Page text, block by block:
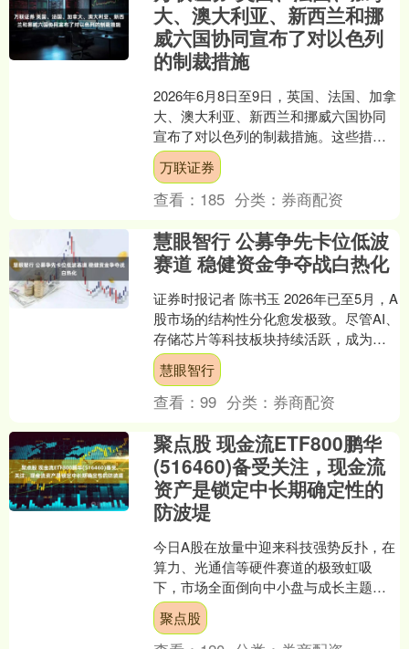
大、澳大利亚、新西兰和挪
威六国协同宣布了对以色列
的制裁措施
2026年6月8日至9日，英国、法国、加拿
大、澳大利亚、新西兰和挪威六国协同
宣布了对以色列的制裁措施。这些措施
具有高度针对性，主要包括以下几个方
面： 资产冻结与....
万联证券
查看： 185 分类： 券商配资
慧眼智行 公募争先卡位低波
赛道 稳健资金争夺战白热化
证券时报记者 陈书玉 2026年已至5月，A
股市场的结构性分化愈发极致。尽管AI、
存储芯片等科技板块持续活跃，成为少
数资金的狂欢盛宴，但更多板块则陷入
宽幅震荡。....
慧眼智行
查看：99 分类： 券商配资
聚点股 现金流ETF800鹏华
(516460)备受关注，现金流
资产是锁定中长期确定性的
防波堤
今日A股在放量中迎来科技强势反扑，在
算力、光通信等硬件赛道的极致虹吸
下，市场全面倒向中小盘与成长主题，
大盘价值与红利滞后，盘面上看，电子
与通信硬件链条领涨，元件....
聚点股